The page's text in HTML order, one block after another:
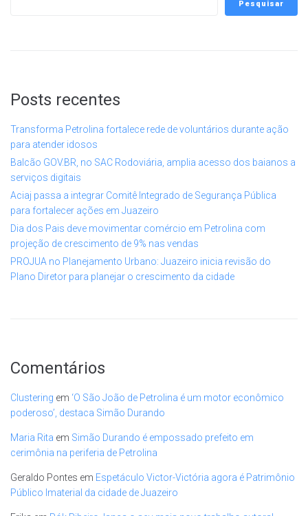
Pesquisar
Posts recentes
Transforma Petrolina fortalece rede de voluntários durante ação
para atender idosos
Balcão GOV.BR, no SAC Rodoviária, amplia acesso dos baianos a
serviços digitais
Aciaj passa a integrar Comitê Integrado de Segurança Pública
para fortalecer ações em Juazeiro
Dia dos Pais deve movimentar comércio em Petrolina com
projeção de crescimento de 9% nas vendas
PROJUA no Planejamento Urbano: Juazeiro inicia revisão do
Plano Diretor para planejar o crescimento da cidade
Comentários
Clustering em ‘O São João de Petrolina é um motor econômico
poderoso’, destaca Simão Durando
Maria Rita em Simão Durando é empossado prefeito em
cerimônia na periferia de Petrolina
Geraldo Pontes em Espetáculo Victor-Victória agora é Patrimônio
Público Imaterial da cidade de Juazeiro